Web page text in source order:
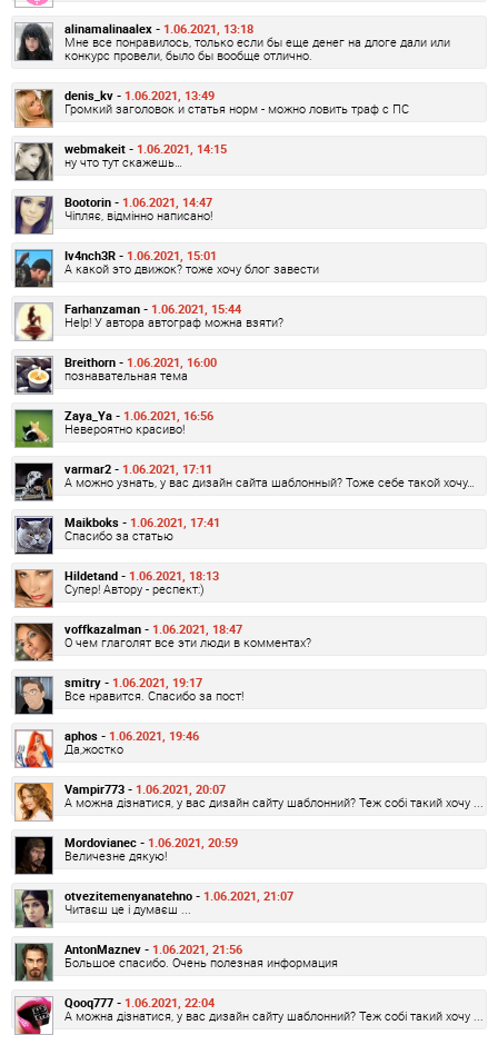
alinamalinaalex - 1.06.2021, 13:18
Мне все понравилось, только если бы еще денег на длоге дали или
конкурс провели, было бы вообще отлично.
denis_kv - 1.06.2021, 13:49
Громкий заголовок и статья норм - можно ловить траф с ПС
webmakeit - 1.06.2021, 14:15
ну что тут скажешь…
Bootorin - 1.06.2021, 14:47
Чіпляє, відмінно написано!
Iv4nch3R - 1.06.2021, 15:01
А какой это движок? тоже хочу блог завести
Farhanzaman - 1.06.2021, 15:44
Help! У автора автограф можна взяти?
Breithorn - 1.06.2021, 16:00
познавательная тема
Zaya_Ya - 1.06.2021, 16:56
Невероятно красиво!
varmar2 - 1.06.2021, 17:11
А можно узнать, у вас дизайн сайта шаблонный? Тоже себе такой хочу…
Maikboks - 1.06.2021, 17:41
Спасибо за статью
Hildetand - 1.06.2021, 18:13
Супер! Автору - респект:)
voffkazalman - 1.06.2021, 18:47
О чем глаголят все эти люди в комментах?
smitry - 1.06.2021, 19:17
Все нравится. Спасибо за пост!
aphos - 1.06.2021, 19:46
Да,жостко
Vampir773 - 1.06.2021, 20:07
А можна дізнатися, у вас дизайн сайту шаблонний? Теж собі такий хочу ...
Mordovianec - 1.06.2021, 20:59
Величезне дякую!
otvezitemenyanatehno - 1.06.2021, 21:07
Читаєш це і думаєш ...
AntonMaznev - 1.06.2021, 21:56
Большое спасибо. Очень полезная информация
Qooq777 - 1.06.2021, 22:04
А можна дізнатися, у вас дизайн сайту шаблонний? Теж собі такий хочу ...